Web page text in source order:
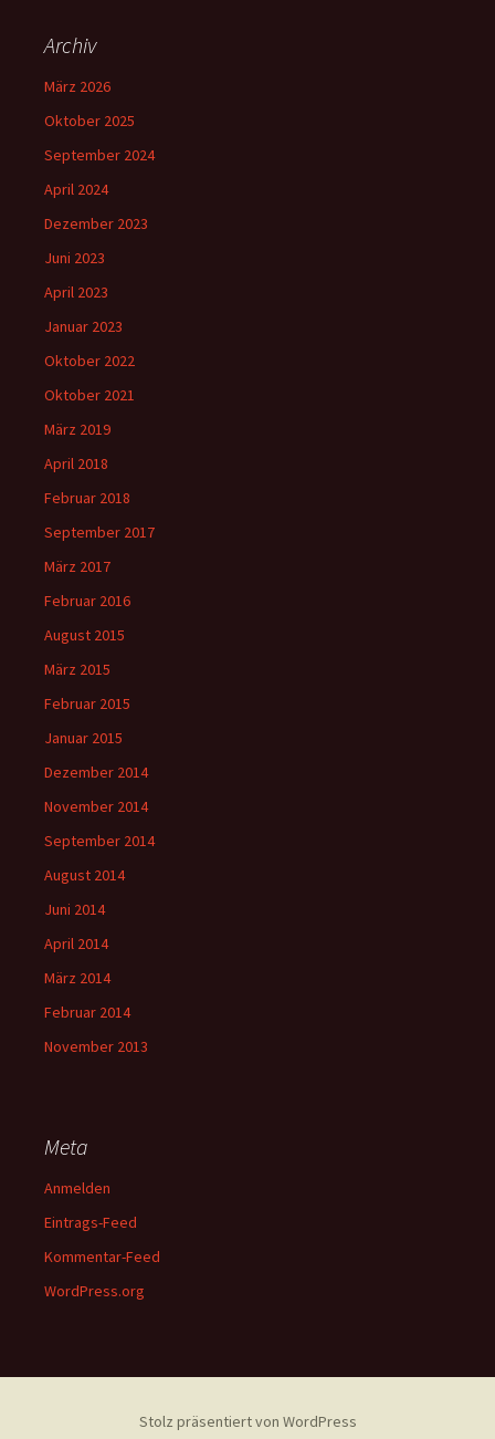
Archiv
März 2026
Oktober 2025
September 2024
April 2024
Dezember 2023
Juni 2023
April 2023
Januar 2023
Oktober 2022
Oktober 2021
März 2019
April 2018
Februar 2018
September 2017
März 2017
Februar 2016
August 2015
März 2015
Februar 2015
Januar 2015
Dezember 2014
November 2014
September 2014
August 2014
Juni 2014
April 2014
März 2014
Februar 2014
November 2013
Meta
Anmelden
Eintrags-Feed
Kommentar-Feed
WordPress.org
Stolz präsentiert von WordPress